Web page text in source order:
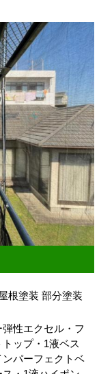
屋根塗装 部分塗装
弾性エクセル・フ
ップ・1液ベス
ンパーフェクトベ